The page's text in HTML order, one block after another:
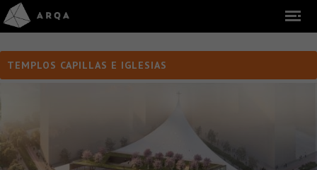
TEMPLOS CAPILLAS E IGLESIAS